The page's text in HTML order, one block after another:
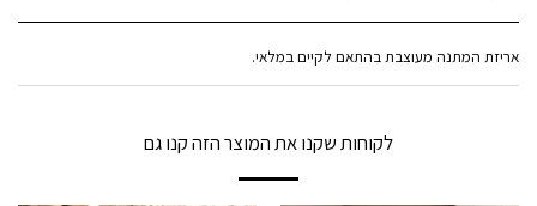
אריזת המתנה מעוצבת בהתאם לקיים במלאי.
לקוחות שקנו את המוצר הזה קנו גם